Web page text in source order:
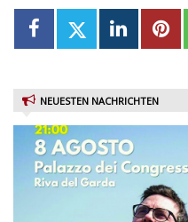
NEUESTEN NACHRICHTEN